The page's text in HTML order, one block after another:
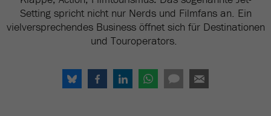
Setting spricht nicht nur Nerds und Filmfans an. Ein
vielversprechendes Business öffnet sich für Destinationen
und Touroperators.